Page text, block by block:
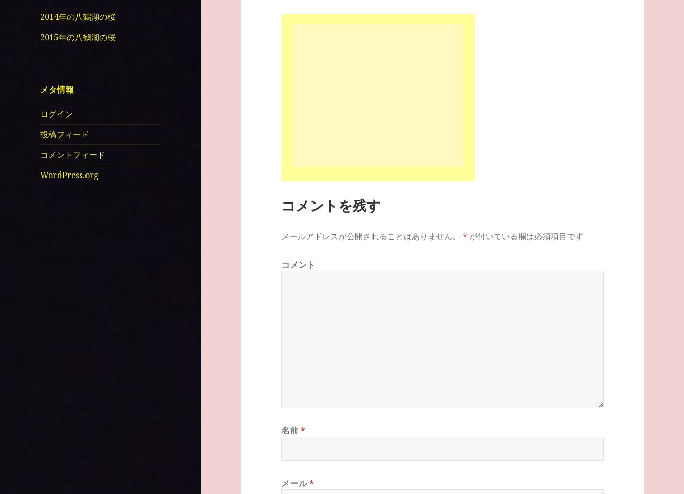
2014年の八鶴湖の桜
2015年の八鶴湖の桜
メタ情報
ログイン
投稿フィード
コメントフィード
WordPress.org
コメントを残す
メールアドレスが公開されることはありません。 * が付いている欄は必須項目です
コメント
名前*
メール*